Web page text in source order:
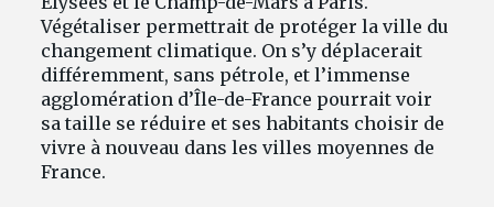
Végétaliser permettrait de protéger la ville du
changement climatique. On s’y déplacerait
différemment, sans pétrole, et l’immense
agglomération d’Île-de-France pourrait voir
sa taille se réduire et ses habitants choisir de
vivre à nouveau dans les villes moyennes de
France.